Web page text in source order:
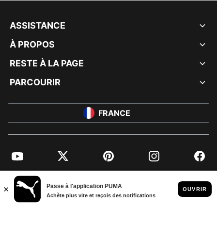
ASSISTANCE
À PROPOS
RESTE À LA PAGE
PARCOURIR
FRANCE
YouTube Twitter Pinterest Instagram
© PUMA EUROPE GMBH, 2026. TOUS DROITS RÉSERVÉS
MENTIONS ET DONNÉES LÉGALES